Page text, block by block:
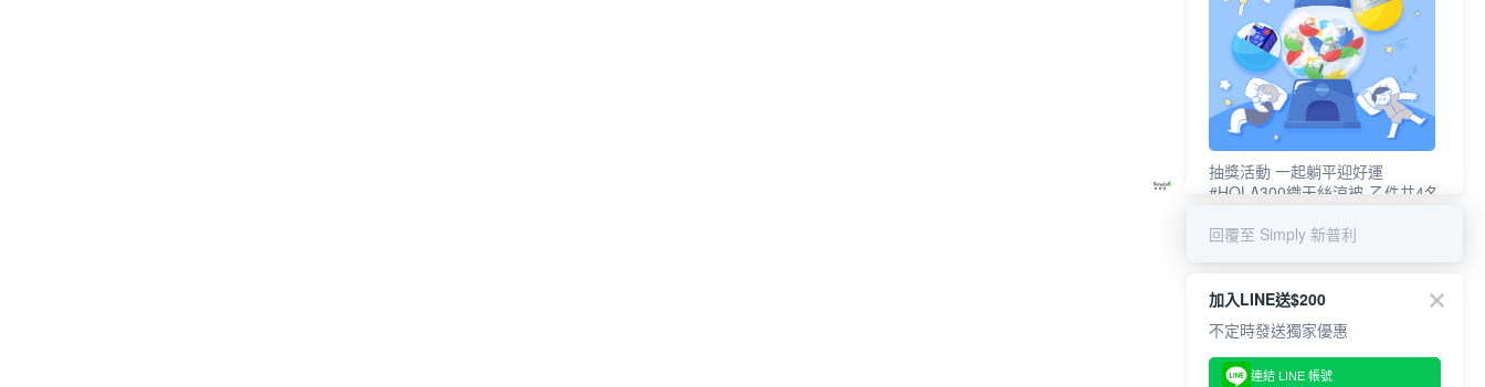
抽獎活動 一起躺平迎好運
#HOLA300織天絲涼被-乙件共4名
回覆至 Simply 新普利
加入LINE送$200
不定時發送獨家優惠
連結 LINE 帳號